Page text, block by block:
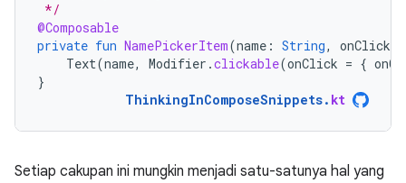
*/
@Composable
private fun NamePickerItem(name : String, onClicked
Text(name, Modifier .clickable(onClick = {
}
ThinkingInComposeSnippets. kt
Setiap cakupan ini mungkin menjadi satu-satunya hal yang